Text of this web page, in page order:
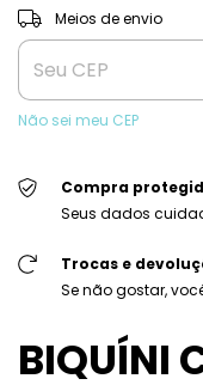
Entregas para o CEP:
Meios de envio
Não sei meu CEP
Compra
Seus dados
Trocas e
Se não gostar,
BIQUÍNI